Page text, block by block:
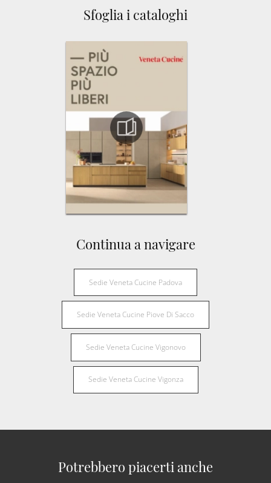
Sfoglia i cataloghi
Continua a navigare
Sedie Veneta Cucine Padova
Sedie Veneta Cucine Piove Di Sacco
Sedie Veneta Cucine Vigonovo
Sedie Veneta Cucine Vigonza
Potrebbero piacerti anche